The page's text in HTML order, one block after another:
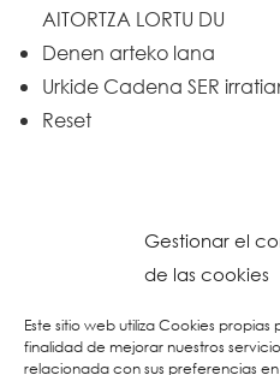
Gestionar el
de las cookies
Este sitio web utiliza Cookies
finalidad de mejorar nuestros
relacionada con sus preferencias
AITORTZA LORTU DU
Denen arteko lana
Urkide Cadena SER
Reset